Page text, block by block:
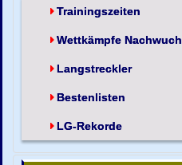
Trainingszeiten
Wettkämpfe
Langstreckler
Bestenlisten
LG-Rekorde